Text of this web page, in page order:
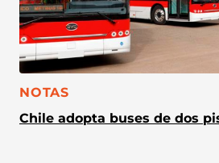
CATEGORÍA:
NOTAS
Chile adopta buses de dos